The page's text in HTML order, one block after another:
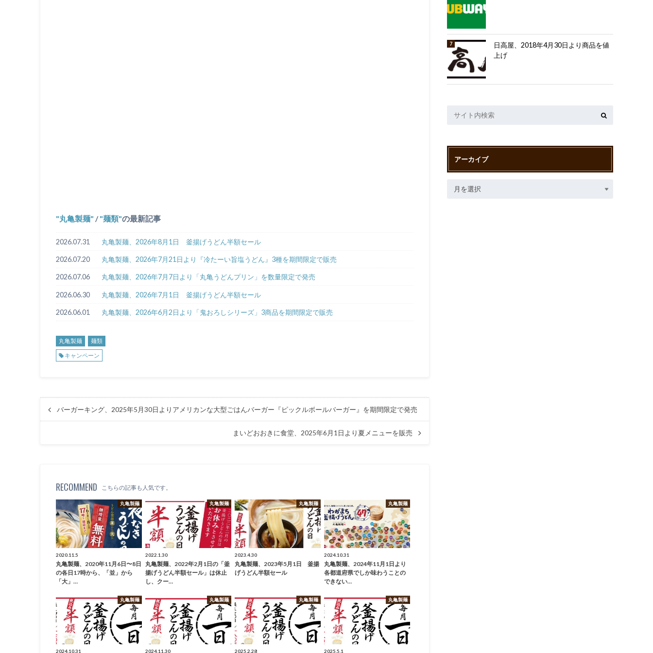
丸亀製麺 / 麺類 の最新記事
2026.07.31 丸亀製麺、2026年8月1日 釜揚げうどん半額セール
2026.07.20 丸亀製麺、2026年7月21日より『冷たーい旨塩うどん』3種を期間限定で販売
2026.07.06 丸亀製麺、2026年7月7日より「丸亀うどんプリン」を数量限定で発売
2026.06.30 丸亀製麺、2026年7月1日 釜揚げうどん半額セール
2026.06.01 丸亀製麺、2026年6月2日より「鬼おろしシリーズ」3商品を期間限定で販売
丸亀製麺
麺類
キャンペーン
バーガーキング、2025年5月30日よりアメリカンな大型ごはんバーガー『ピックルボールバーガー』を期間限定で発売
まいどおおきに食堂、2025年6月1日より夏メニューを販売
RECOMMEND こちらの記事も人気です。
丸亀製麺
2020.11.5
丸亀製麺、2020年11月6日〜8日
の各日17時から、「並」から
「大」…
丸亀製麺
2022.1.30
丸亀製麺、2022年2月1日の「釜
揚げうどん半額セール」は休止
し、クー…
丸亀製麺
2023.4.30
丸亀製麺、2023年5月1日 釜揚
げうどん半額セール
丸亀製麺
2024.10.31
丸亀製麺、2024年11月1日より
各都道府県でしか味わうことの
できない…
丸亀製麺
2024.10.31
丸亀製麺
2024.11.30
丸亀製麺
2025.2.28
丸亀製麺
2025.5.1
日高屋、2018年4月30日より商品を値
上げ
アーカイブ